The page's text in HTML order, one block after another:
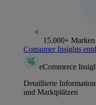
15.000+ Marken
Consumer Insights
eCommerce
Detaillierte
und Marktplätzen